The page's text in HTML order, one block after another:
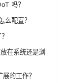
吗？
配置？
在系统还是浏
的工作？